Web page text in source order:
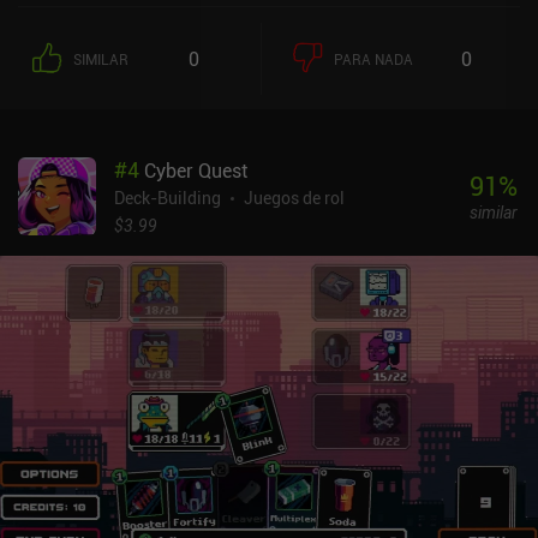
poderosas, debemos jugar estratégicamente planificando qué
cartas podríamos necesitar más adelante. Las nuevas cartas que
decir verdad, no noté mucha diferencia entre este juego y el
anterior. Claro, tenemos nuevas cartas, personajes y una nueva
línea argumental, pero el núcleo sigue siendo el mismo. Incluso la
estamos jugando a un DLC más que a una secuela. - Ver también:
Los mejores juegos de construcción de mazos roguelike para
móviles Personalmente, esperaba que el desarrollador se ocupara
de los incomprensibles iconos de las cartas, que nos obligan a
memorizarlos o a consultar constantemente sus descripciones.
Pero no lo han hecho. Así que, al igual que en el primer juego, a
menudo me he limitado a jugar cartas al azar en lugar de
molestarme en comprobar las descripciones. Phantom Rose 2
Sapphire se monetiza a través de anuncios ocasionales e iAPs
para moneda premium, skins, cartas especiales, mejoras
permanentes y varios paquetes de beneficios. Como en el juego
SIMILAR 0 PARA NADA 0
#4 Cyber Quest
Deck-Building
Juegos de rol
$3.99
91%
similar